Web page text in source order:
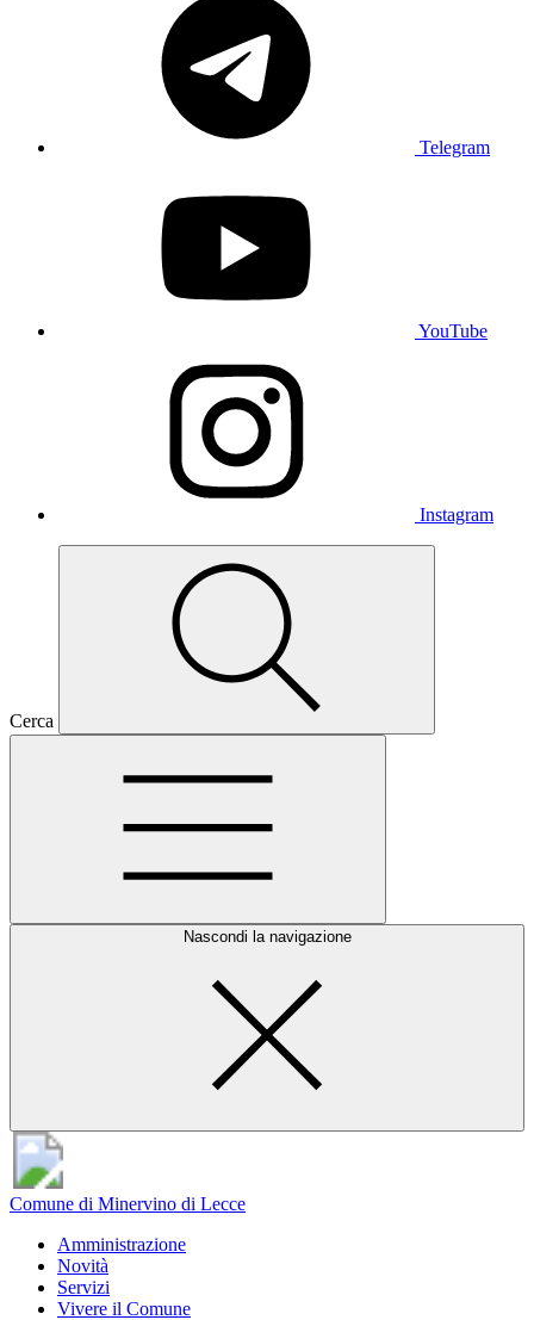
Telegram
YouTube
Instagram
Cerca
Nascondi la navigazione
Comune di Minervino di Lecce
Amministrazione
Novità
Servizi
Vivere il Comune